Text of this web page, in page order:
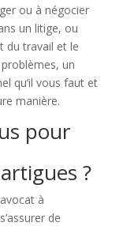
ou à négocier
un litige, ou
du travail et le
un
qu’il vous faut et
manière.
pour
?
à
de